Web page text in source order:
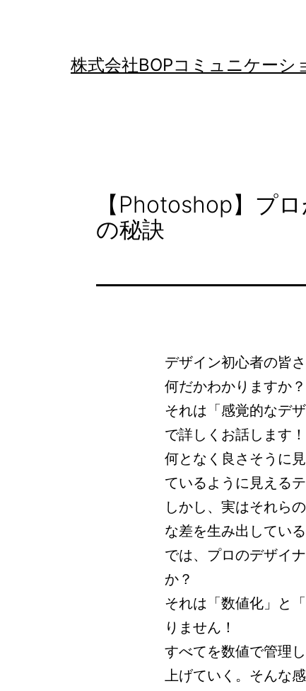
株式会社BOPコミュニケーシ
【Photoshop】プ
の秘訣
デザイン初心者の皆
何だかわかりますか？
それは「感覚的なデ
で詳しくお話します！
何となく良さそうに
ているように見える
しかし、実はそれら
な差を生み出している
では、プロのデザイ
か？
それは「数値化」と
りません！
すべてを数値で管理
上げていく。そんな